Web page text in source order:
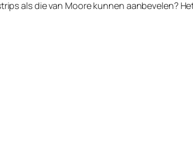
als die van Moore kunnen aanbevelen?